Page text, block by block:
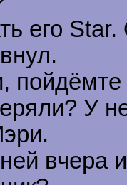
его
пойдёмте
У
вчера